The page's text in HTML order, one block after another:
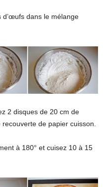
d’œufs dans le mélange
2 disques de 20 cm de
de papier cuisson.
à 180° et cuisez 10 à 15